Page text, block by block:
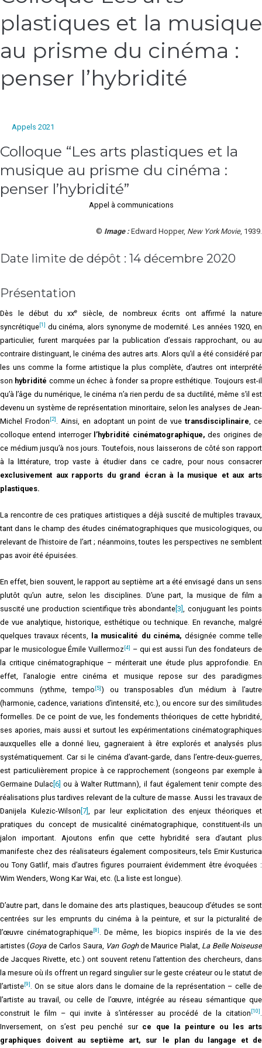
plastiques et la musique
au prisme du cinéma :
penser l’hybridité
Appels 2021
Colloque “Les arts plastiques et la
musique au prisme du cinéma :
penser l’hybridité”
Appel à communications
© Image :Edward Hopper, New York Movie, 1939.
Date limite de dépôt : 14 décembre 2020
Présentation
Dès le début du xxe
siècle, de nombreux écrits ont affirmé la nature
syncrétique[1] du cinéma, alors synonyme de modernité. Les années 1920, en
particulier, furent marquées par la publication d’essais rapprochant, ou au
contraire distinguant, le cinéma des autres arts. Alors qu’il a été considéré par
les uns comme la forme artistique la plus complète, d’autres ont interprété
son hybridité comme un échec à fonder sa propre esthétique. Toujours est-il
qu’à l’âge du numérique, le cinéma n’a rien perdu de sa ductilité, même s’il est
devenu un système de représentation minoritaire, selon les analyses de Jean-
Michel Frodon[2] . Ainsi, en adoptant un point de vuetransdisciplinaire , ce
colloque entend interroger l’hybridité cinématographique,des origines de
ce médium jusqu’à nos jours. Toutefois, nous laisserons de côté son rapport
à la littérature, trop vaste à étudier dans ce cadre, pour nous consacrer
exclusivement aux rapports du grand écran à la musique et aux arts
plastiques.
La rencontre de ces pratiques artistiques a déjà suscité de multiples travaux,
tant dans le champ des études cinématographiques que musicologiques, ou
relevant de l’histoire de l’art ; néanmoins, toutes les perspectives ne semblent
pas avoir été épuisées.
En effet, bien souvent, le rapport au septième art a été envisagé dans un sens
plutôt qu’un autre, selon les disciplines. D’une part, la musique de film a
suscité une production scientifique très abondante [3], conjuguant les points
de vue analytique, historique, esthétique ou technique. En revanche, malgré
quelques travaux récents,
la musicalité du cinéma, désignée comme telle
par le musicologue Émile Vuillermoz[4] – qui est aussi l’un des fondateurs de
la critique cinématographique – mériterait une étude plus approfondie. En
effet, l’analogie entre cinéma et musique repose sur des paradigmes
communs (rythme, tempo[5]) ou transposables d’un médium à l’autre
(harmonie, cadence, variations d’intensité, etc.), ou encore sur des similitudes
formelles. De ce point de vue, les fondements théoriques de cette hybridité,
ses apories, mais aussi et surtout les expérimentations cinématographiques
auxquelles elle a donné lieu, gagneraient à être explorés et analysés plus
systématiquement. Car si le cinéma d’avant-garde, dans l’entre-deux-guerres,
est particulièrement propice à ce rapprochement (songeons par exemple à
Germaine Dulac [6] ou à Walter Ruttmann), il faut également tenir compte des
réalisations plus tardives relevant de la culture de masse. Aussi les travaux de
Danijela Kulezic-Wilson [7] , par leur explicitation des enjeux théoriques et
pratiques du concept de musicalité cinématographique, constituent-ils un
jalon important. Ajoutons enfin que cette hybridité sera d’autant plus
manifeste chez des réalisateurs également compositeurs, tels Emir Kusturica
ou Tony Gatlif, mais d’autres figures pourraient évidemment être évoquées :
Wim Wenders, Wong Kar Wai, etc. (La liste est longue).
D’autre part, dans le domaine des arts plastiques, beaucoup d’études se sont
centrées sur les emprunts du cinéma à la peinture, et sur la picturalité de
l’œuvre cinématographique[8]
. De même, les biopics inspirés de la vie des
artistes (Goyade Carlos Saura, Van Goghde Maurice Pialat, La Belle Noiseuse
de Jacques Rivette, etc.) ont souvent retenu l’attention des chercheurs, dans
la mesure où ils offrent un regard singulier sur le geste créateur ou le statut de
l’artiste[9]
. On se situe alors dans le domaine de la représentation – celle de
l’artiste au travail, ou celle de l’œuvre, intégrée au réseau sémantique que
construit le film – qui invite à s’intéresser au procédé de la citation[10]
Inversement, on s’est peu penché sur ce que la peinture ou les arts
graphiques doivent au septième art, sur le plan du langage et de
plastiques
la
au
cinéma
penser